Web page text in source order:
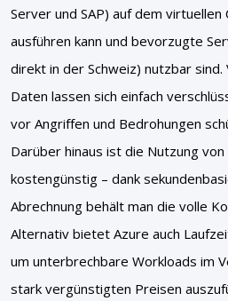
Server und SAP) auf dem virtuellen
ausführen kann und bevorzugte
direkt in der Schweiz) nutzbar sind.
Daten lassen sich einfach
vor Angriffen und Bedrohungen
Darüber hinaus ist die Nutzung von
kostengünstig – dank
Abrechnung behält man die volle
Alternativ bietet Azure auch
um unterbrechbare Workloads im
stark vergünstigten Preisen